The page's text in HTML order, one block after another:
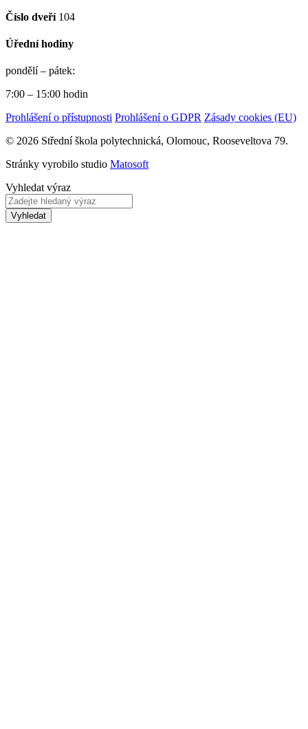
Číslo dveří104
Úřední hodiny
pondělí – pátek:
7:00 – 15:00 hodin
Prohlášení o přístupnosti Prohlášení o GDPR Zásady cookies (EU)
© 2026 Střední škola polytechnická, Olomouc, Rooseveltova 79.
Stránky vyrobilo studio Matosoft
Vyhledat výraz
Vyhledat